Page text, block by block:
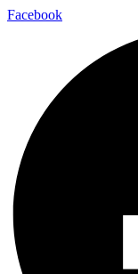
Facebook